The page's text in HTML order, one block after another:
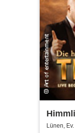
- Das
Lünen,